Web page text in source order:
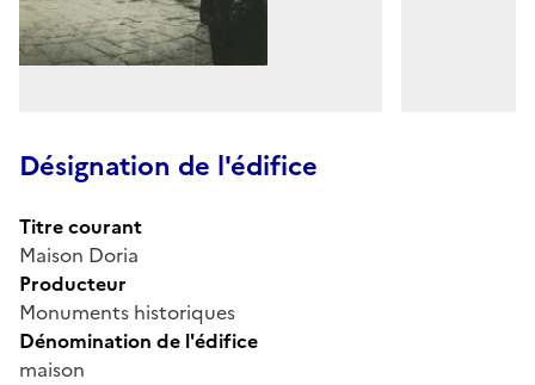
Désignation de l'édifice
Titre courant
Maison Doria
Producteur
Monuments historiques
Dénomination de l'édifice
maison